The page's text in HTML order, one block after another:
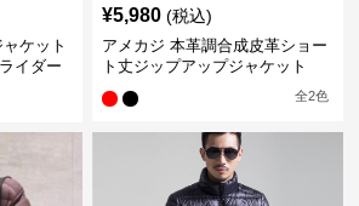
ケット
イダー
¥5,980 (税込)
アメカジ 本革調合成皮革ショー
ト丈ジップアップジャケット
全2色